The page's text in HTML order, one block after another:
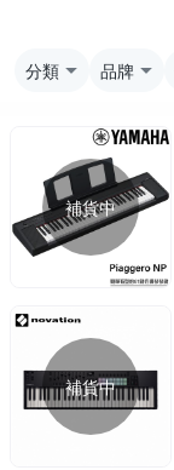
分類 品牌
補貨中
補貨中